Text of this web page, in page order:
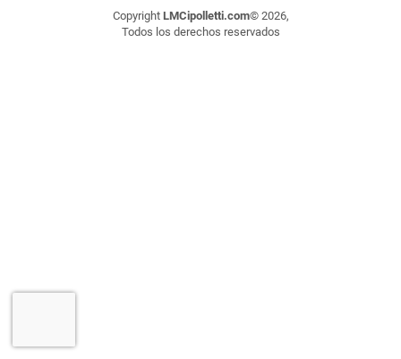
Copyright LMCipolletti.com© 2026,
Todos los derechos reservados